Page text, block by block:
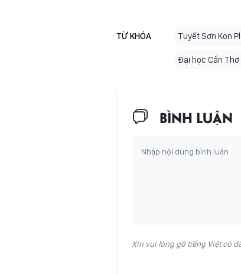
TỪ KHÓA Tuyết Sơn Kon
Đại học Cần Thơ
BÌNH LUẬN
Xin vui lòng gõ tiếng Việt có